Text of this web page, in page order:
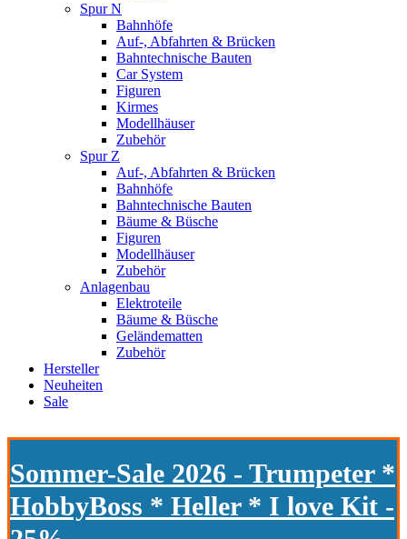
Spur N
Bahnhöfe
Auf-, Abfahrten & Brücken
Bahntechnische Bauten
Car System
Figuren
Kirmes
Modellhäuser
Zubehör
Spur Z
Auf-, Abfahrten & Brücken
Bahnhöfe
Bahntechnische Bauten
Bäume & Büsche
Figuren
Modellhäuser
Zubehör
Anlagenbau
Elektroteile
Bäume & Büsche
Geländematten
Zubehör
Hersteller
Neuheiten
Sale
Sommer-Sale 2026 - Trumpeter *
HobbyBoss * Heller * I love Kit -